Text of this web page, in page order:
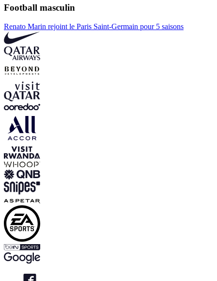
Football masculin
Renato Marin rejoint le Paris Saint-Germain pour 5 saisons